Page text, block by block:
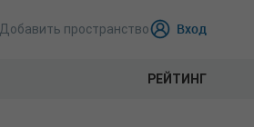
Добавить пространство Вход
РЕЙТИНГ